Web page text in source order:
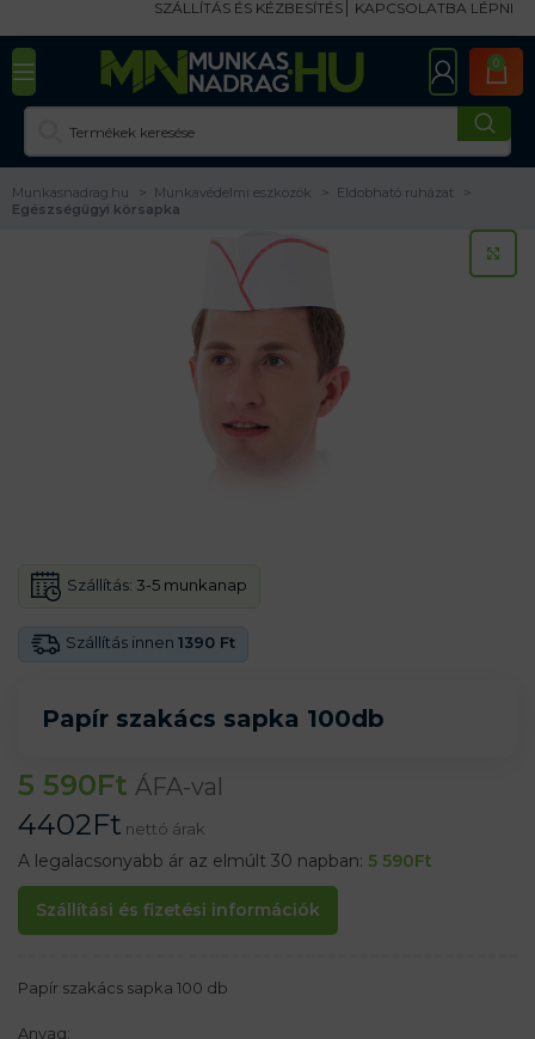
SZÁLLÍTÁS ÉS KÉZBESÍTÉS KAPCSOLATBA LÉPNI
0
Munkasnadrag.hu Munkavédelmi eszközök
Eldobható ruházat
Egészségügyi körsapka
Papír szakács sapka 100db
Szállítás innen 1390 Ft
Szállítás: 3-5 munkanap
5 590Ft ÁFA-val
4402Ft nettó árak
A legalacsonyabb ár az elmúlt 30 napban: 5 590Ft
Szállítási és fizetési információk
Papír szakács sapka 100 db
Anyag: